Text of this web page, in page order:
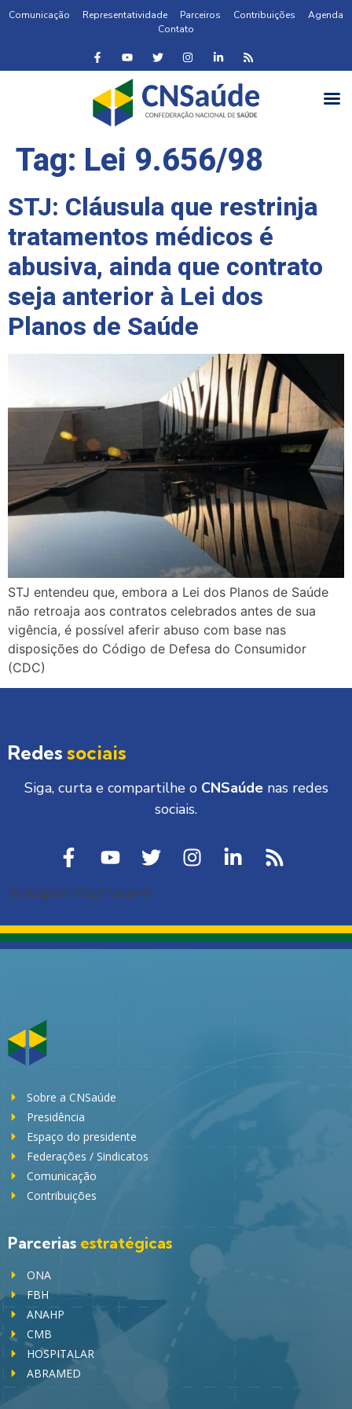
Comunicação Representatividade Parceiros Contribuições
Agenda
Contato
Tag: Lei 9.656/98
STJ: Cláusula que restrinja
tratamentos médicos é
abusiva, ainda que contrato
seja anterior à Lei dos
Planos de Saúde
STJ entendeu que, embora a Lei dos Planos de Saúde
não retroaja aos contratos celebrados antes de sua
vigência, é possível aferir abuso com base nas
disposições do Código de Defesa do Consumidor
(CDC)
Redes sociais
Siga, curta e compartilhe o CNSaúdenas redes
sociais.
[instagram-feed feed=1]
Sobre a CNSaúde
Presidência
Espaço do presidente
Federações / Sindicatos
Comunicação
Contribuições
Parcerias estratégicas
ONA
FBH
ANAHP
CMB
HOSPITALAR
ABRAMED